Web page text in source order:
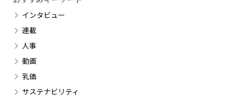
インタビュー
連載
人事
動画
乳価
サステナビリティ